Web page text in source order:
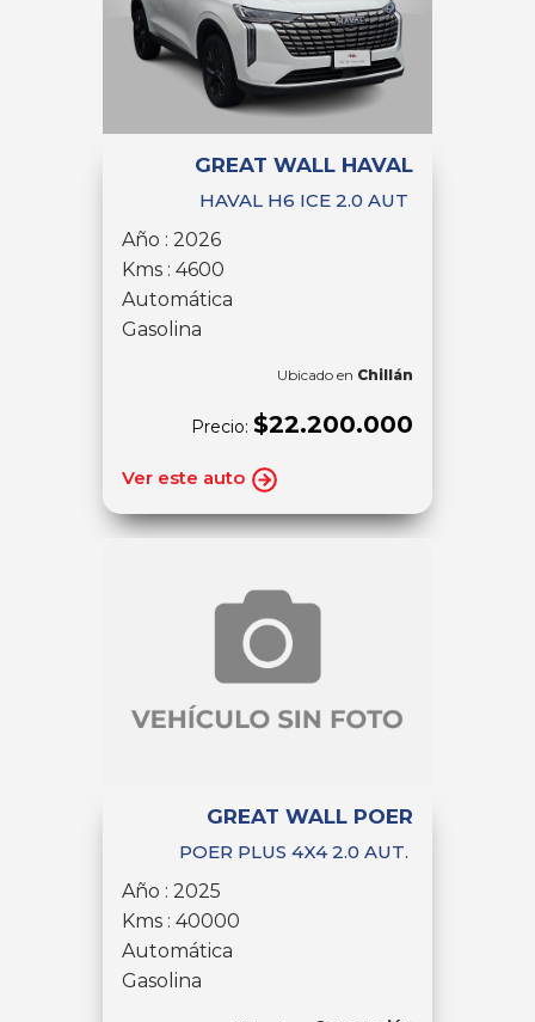
GREAT WALL HAVAL
HAVAL H6 ICE 2.0 AUT
Año : 2026
Kms : 4600
Automática
Gasolina
Ubicado en Chillán
Precio: $22.200.000
Ver este auto
GREAT WALL POER
POER PLUS 4X4 2.0 AUT.
Año : 2025
Kms : 40000
Automática
Gasolina